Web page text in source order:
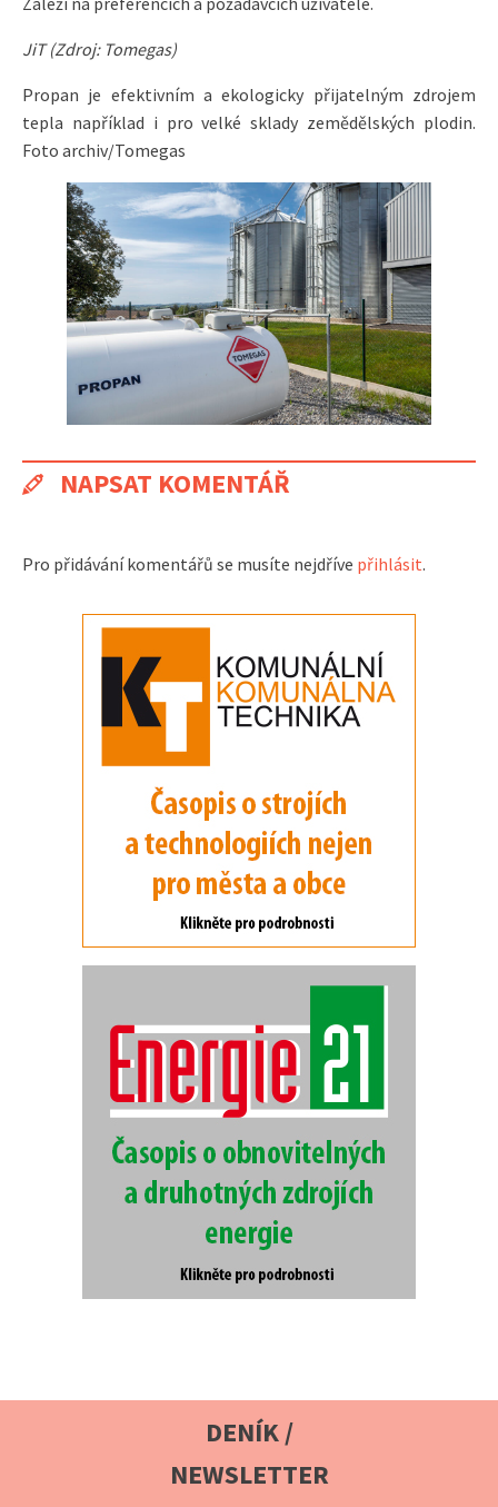
JiT (Zdroj: Tomegas)
Propan je efektivním a ekologicky přijatelným zdrojem
tepla například i pro velké sklady zemědělských plodin.
Foto archiv/Tomegas
NAPSAT KOMENTÁŘ
Pro přidávání komentářů se musíte nejdříve přihlásit.
DENÍK /
NEWSLETTER